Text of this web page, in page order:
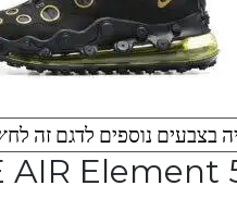
בצבעים נוספים לדגם זה
AIR Element